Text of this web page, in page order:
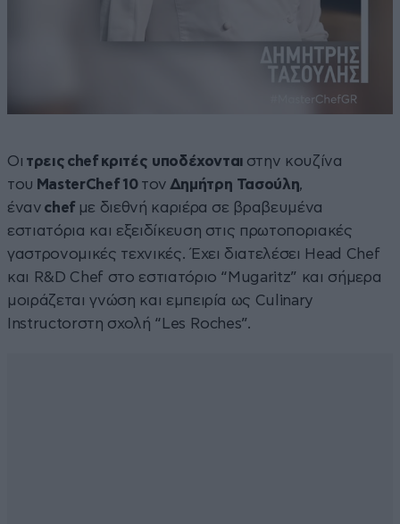
Οι τρεις chef κριτές υποδέχονται στην κουζίνα
του MasterChef 10 τον Δημήτρη Τασούλη,
έναν chef με διεθνή καριέρα σε βραβευμένα
εστιατόρια και εξειδίκευση στις πρωτοποριακές
γαστρονομικές τεχνικές. Έχει διατελέσει Head Chef
και R&D Chef στο εστιατόριο “Mugaritz” και σήμερα
μοιράζεται γνώση και εμπειρία ως Culinary
Instructorστη σχολή “Les Roches”.